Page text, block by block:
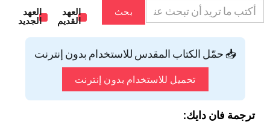
بحث
العهد
القديم
العهد
الجديد
📥 حمّل الكتاب المقدس للاستخدام بدون إنترنت
تحميل للاستخدام بدون إنترنت
ترجمة فان دايك: